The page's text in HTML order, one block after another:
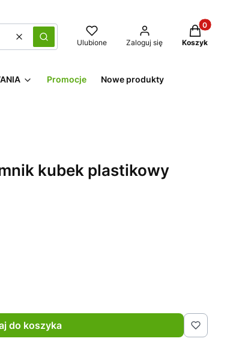
WyczyśćSzukaj Ulubione Zaloguj się
Produkty w
Koszyk
Promocje Nowe produkty
kubek plastikowy
do koszyka